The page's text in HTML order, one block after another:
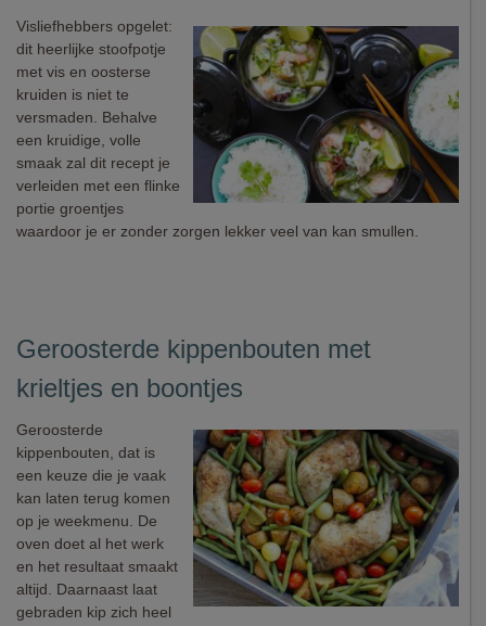
Visliefhebbers opgelet:
dit heerlijke stoofpotje
met vis en oosterse
kruiden is niet te
versmaden. Behalve
een kruidige, volle
smaak zal dit recept je
verleiden met een flinke
portie groentjes
waardoor je er zonder zorgen lekker veel van kan smullen.
Geroosterde kippenbouten met
krieltjes en boontjes
Geroosterde
kippenbouten, dat is
een keuze die je vaak
kan laten terug komen
op je weekmenu. De
oven doet al het werk
en het resultaat smaakt
altijd. Daarnaast laat
gebraden kip zich heel